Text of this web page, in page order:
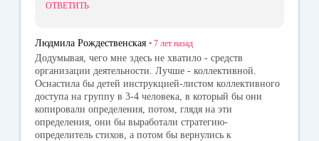
ОТВЕТИТЬ
Людмила Рождественская • 7 лет назад
Додумывая, чего мне здесь не хватило - средств
организации деятельности. Лучше - коллективной.
Оснастила бы детей инструкцией-листом коллективного
доступа на группу в 3-4 человека, в который бы они
копировали определения, потом, глядя на эти
определения, они бы выработали стратегию-
определитель стихов, а потом бы вернулись к